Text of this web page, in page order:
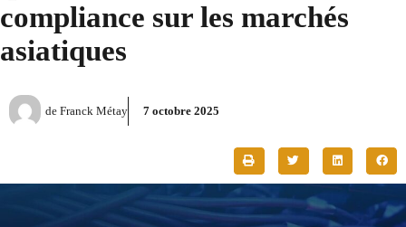
compliance sur les marchés
asiatiques
de Franck Métay 7 octobre 2025